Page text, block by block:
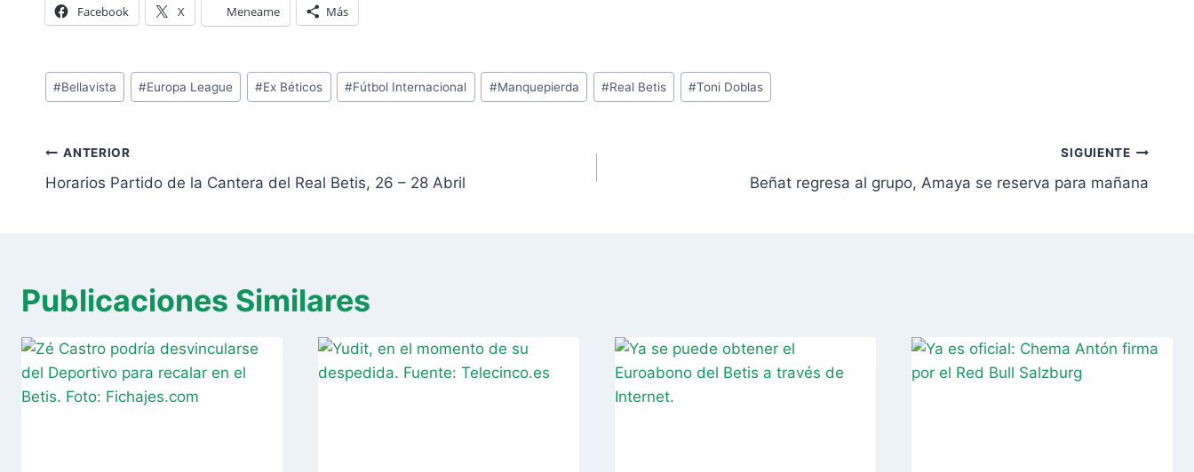
Facebook X Meneame Más
Etiquetas
de
entrada:
#Bellavista #Europa League #Ex Béticos #Fútbol Internacional #Manquepierda #Real Betis #Toni Doblas
Navegación
de
ANTERIOR
Horarios Partido de la Cantera del Real Betis, 26 – 28 Abril
SIGUIENTE
Beñat regresa al grupo, Amaya se reserva para mañana
Publicaciones Similares